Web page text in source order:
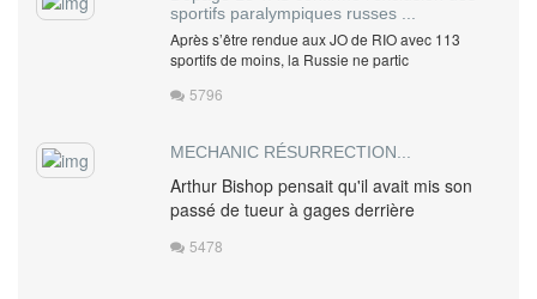
sportifs paralympiques russes ...
Après s’être rendue aux JO de RIO avec 113
sportifs de moins, la Russie ne partic
5796
MECHANIC RÉSURRECTION...
Arthur Bishop pensait qu'il avait mis son
passé de tueur à gages derrière
5478